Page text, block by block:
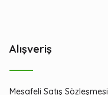
Alışveriş
Mesafeli Satış Sözleşmesi